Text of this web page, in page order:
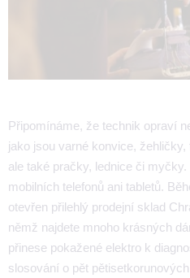
Připomínáme, že technik opraví
jako jsou varné konvice,
ale také pračky, lednice či
mobilních telefonů ani tabletů.
otevřen přilehlý prodejní sklad
němž najdete mnoho krásných
přinese pokažené elektro k
slosování o pět